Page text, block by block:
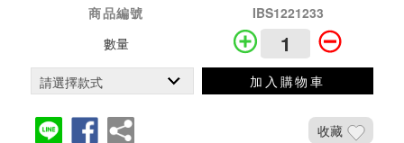
商品編號
IBS1221233
數量
加入購物車
收藏